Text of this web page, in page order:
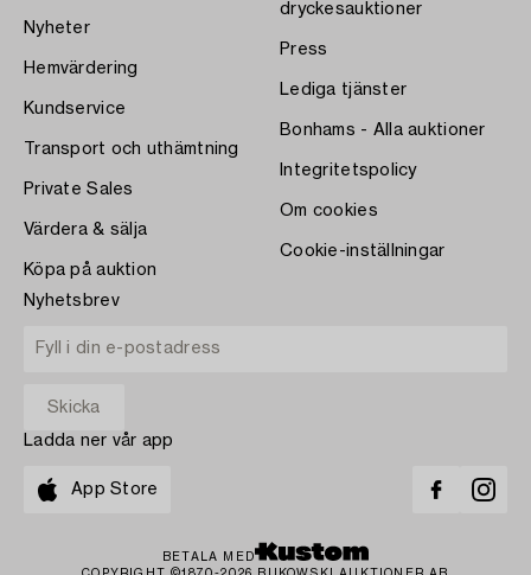
Nyheter
Hemvärdering
Kundservice
Transport och uthämtning
Private Sales
Värdera & sälja
Köpa på auktion
dryckesauktioner
Press
Lediga tjänster
Bonhams - Alla auktioner
Integritetspolicy
Om cookies
Cookie-inställningar
Nyhetsbrev
Ladda ner vår app
App Store
BETALA MED